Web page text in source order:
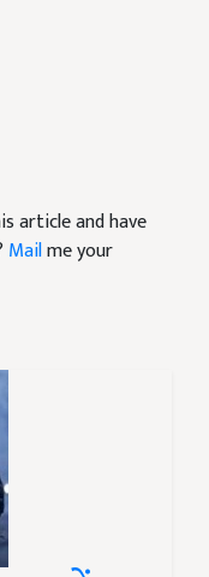
article and have
Mailme your